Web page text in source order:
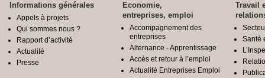
Informations générales
Appels à projets
Qui sommes nous ?
Rapport d’activité
Actualité
Presse
Economie,
entreprises, emploi
Accompagnement des
entreprises
Alternance - Apprentissage
Accès et retour à l’emploi
Actualité Entreprises Emploi
Travail
Santé